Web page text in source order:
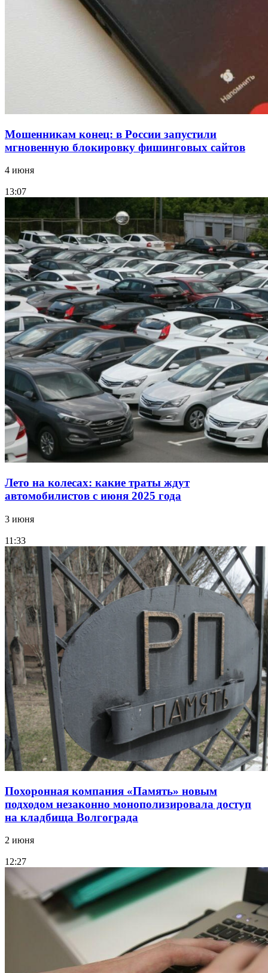
Фестиваль #ТриЧетыре в Волгограде пройдёт
11–13 сентября в рамках Года единства народов
Мошенникам конец: в России запустили
мгновенную блокировку фишинговых сайтов
4 июня
13:07
Лето на колесах: какие траты ждут
автомобилистов с июня 2025 года
3 июня
11:33
Похоронная компания «Память» новым
подходом незаконно монополизировала доступ
на кладбища Волгограда
2 июня
12:27